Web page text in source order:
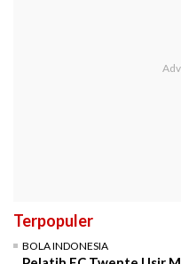
Terpopuler
BOLA INDONESIA